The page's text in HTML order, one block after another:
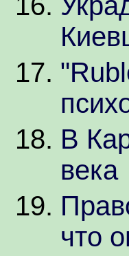
В
века
что